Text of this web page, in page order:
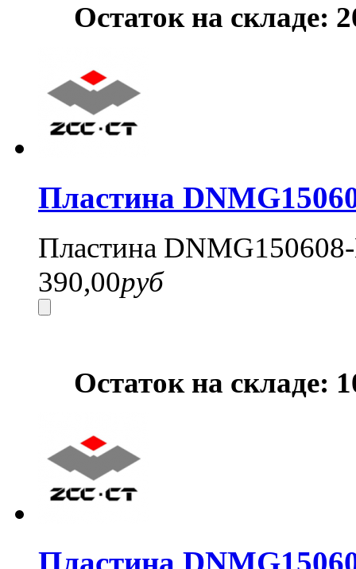
Остаток на складе:
Пластина
Пластина
390,00руб
Остаток на складе: